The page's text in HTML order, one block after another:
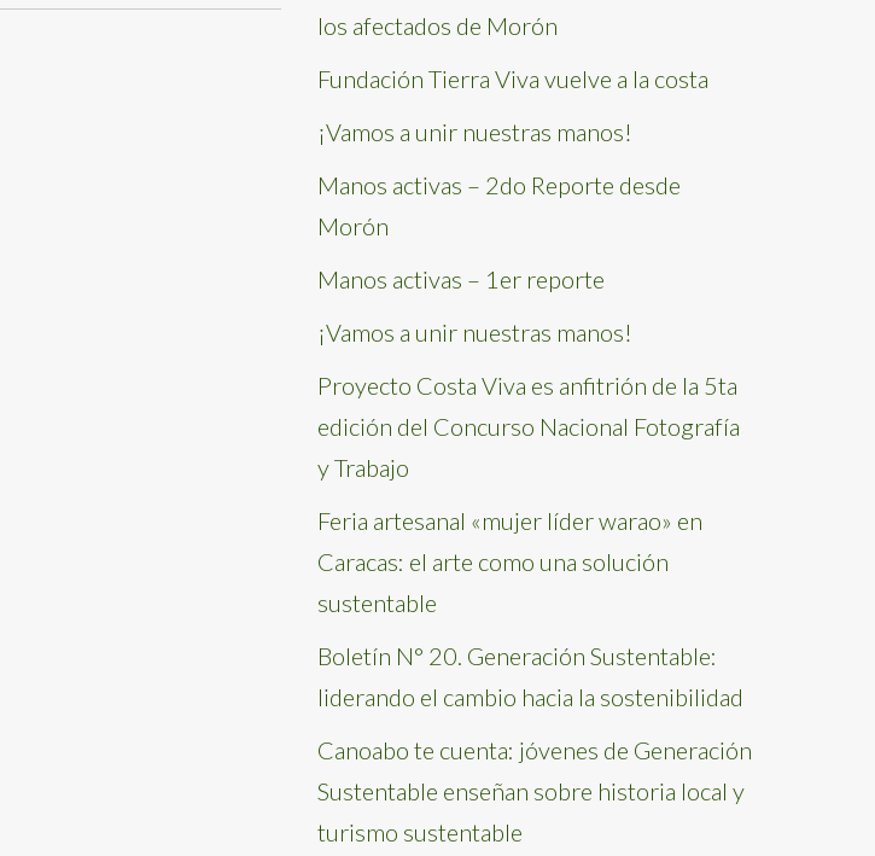
los afectados de Morón
Fundación Tierra Viva vuelve a la costa
¡Vamos a unir nuestras manos!
Manos activas – 2do Reporte desde
Morón
Manos activas – 1er reporte
¡Vamos a unir nuestras manos!
Proyecto Costa Viva es anfitrión de la 5ta
edición del Concurso Nacional Fotografía
y Trabajo
Feria artesanal «mujer líder warao» en
Caracas: el arte como una solución
sustentable
Boletín N° 20. Generación Sustentable:
liderando el cambio hacia la sostenibilidad
Canoabo te cuenta: jóvenes de Generación
Sustentable enseñan sobre historia local y
turismo sustentable